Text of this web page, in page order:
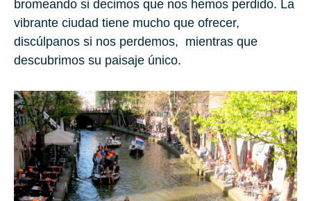
bromeando si decimos que nos hemos perdido. La
vibrante ciudad tiene mucho que ofrecer,
discúlpanos si nos perdemos, mientras que
descubrimos su paisaje único.